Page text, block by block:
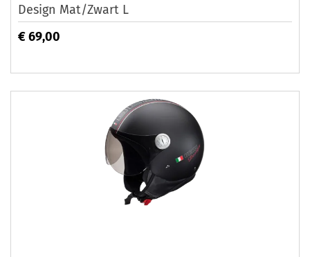
Design Mat/Zwart L
€ 69,00